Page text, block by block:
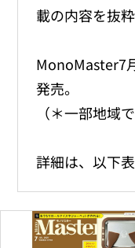
載の内容を抜
MonoMaster7
発売。
（＊一部地域
詳細は、以下